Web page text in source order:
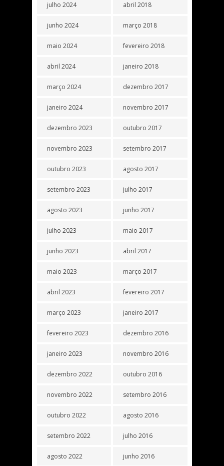
julho 2024
junho 2024
maio 2024
abril 2024
março 2024
janeiro 2024
dezembro 2023
novembro 2023
outubro 2023
setembro 2023
agosto 2023
julho 2023
junho 2023
maio 2023
abril 2023
março 2023
fevereiro 2023
janeiro 2023
dezembro 2022
novembro 2022
outubro 2022
setembro 2022
agosto 2022
abril 2018
março 2018
fevereiro 2018
janeiro 2018
dezembro 2017
novembro 2017
outubro 2017
setembro 2017
agosto 2017
julho 2017
junho 2017
maio 2017
abril 2017
março 2017
fevereiro 2017
janeiro 2017
dezembro 2016
novembro 2016
outubro 2016
setembro 2016
agosto 2016
julho 2016
junho 2016